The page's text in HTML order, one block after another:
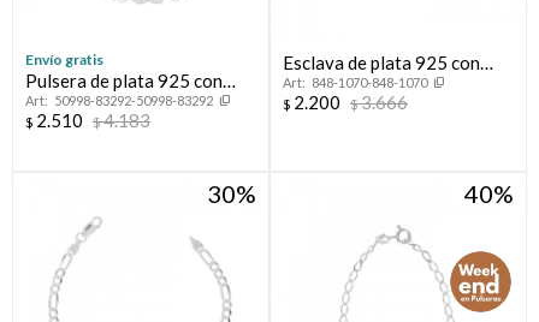
Envío gratis
Pulsera de plata 925 con
circonias, INFINITOS.
50998-83292-50998-83292
$ 2.510 $4.183
Esclava de plata 925 con
circonias, INFINITO.
848-1070-848-1070
$ 2.200 $3.666
30 40